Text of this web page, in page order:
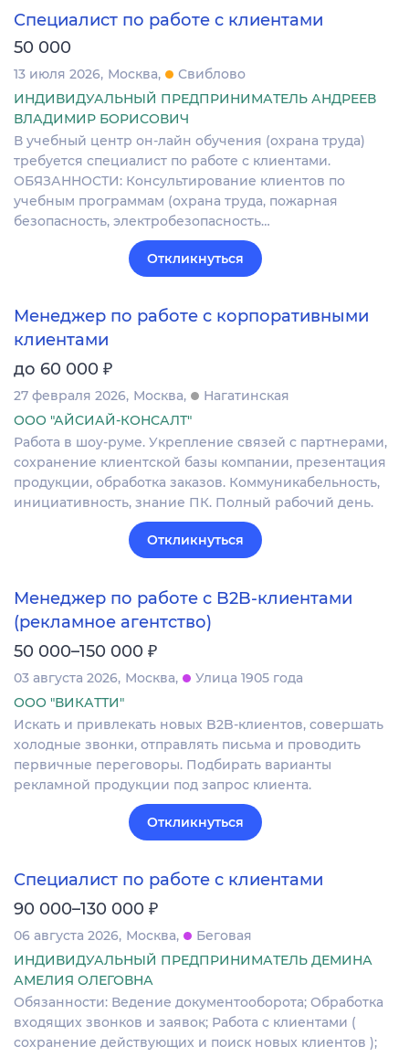
Специалист по работе с клиентами
50 000
13 июля 2026 Москва
Свиблово
ИНДИВИДУАЛЬНЫЙ ПРЕДПРИНИМАТЕЛЬ АНДРЕЕВ
ВЛАДИМИР БОРИСОВИЧ
В учебный центр он-лайн обучения (охрана труда)
требуется специалист по работе с клиентами.
ОБЯЗАННОСТИ: Консультирование клиентов по
учебным программам (охрана труда, пожарная
безопасность, электробезопасность…
Откликнуться
Менеджер по работе с корпоративными
клиентами
до 60 000 ₽
27 февраля 2026 Москва
Нагатинская
ООО "АЙСИАЙ-КОНСАЛТ"
Работа в шоу-руме. Укрепление связей с партнерами,
сохранение клиентской базы компании, презентация
продукции, обработка заказов. Коммуникабельность,
инициативность, знание ПК. Полный рабочий день.
Откликнуться
Менеджер по работе с B2B-клиентами
(рекламное агентство)
50 000–150 000 ₽
03 августа 2026 Москва
Улица 1905 года
ООО "ВИКАТТИ"
Искать и привлекать новых B2B-клиентов, совершать
холодные звонки, отправлять письма и проводить
первичные переговоры. Подбирать варианты
рекламной продукции под запрос клиента.
Откликнуться
Специалист по работе с клиентами
90 000–130 000 ₽
06 августа 2026 Москва
Беговая
ИНДИВИДУАЛЬНЫЙ ПРЕДПРИНИМАТЕЛЬ ДЕМИНА
АМЕЛИЯ ОЛЕГОВНА
Обязанности: Ведение документооборота; Обработка
входящих звонков и заявок; Работа с клиентами (
сохранение действующих и поиск новых клиентов );